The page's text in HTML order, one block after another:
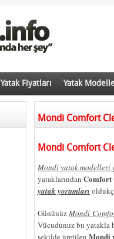
Yatak Fiyatları Yatak
Mondi Comfort
Mondi Comfort
Mondi yatak modelleri
yataklarından Comfort
yatak yorumları
GününüzMondi
Vücudunuz bu yatakla
şekilde üretilen Mondi